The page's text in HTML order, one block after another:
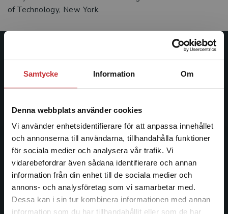
Samtycke Information Om
Denna webbplats använder cookies
Vi använder enhetsidentifierare för att anpassa innehållet
och annonserna till användarna, tillhandahålla funktioner
för sociala medier och analysera vår trafik. Vi
vidarebefordrar även sådana identifierare och annan
information från din enhet till de sociala medier och
annons- och analysföretag som vi samarbetar med.
Dessa kan i sin tur kombinera informationen med annan
information som du har tillhandahållit eller som de har
Begränsad fraktregion
of Technology, New York.
Studentlitteratur
Studentlitteratur grundades 1963 och är idag Sveriges
facklitteratur, utbildningar och digitala
informationstjänster i utbudet, finns Studentlitteratur med
längs hela kunskapsresan.
Kontakta oss
Kontakta oss
046-31 20 00